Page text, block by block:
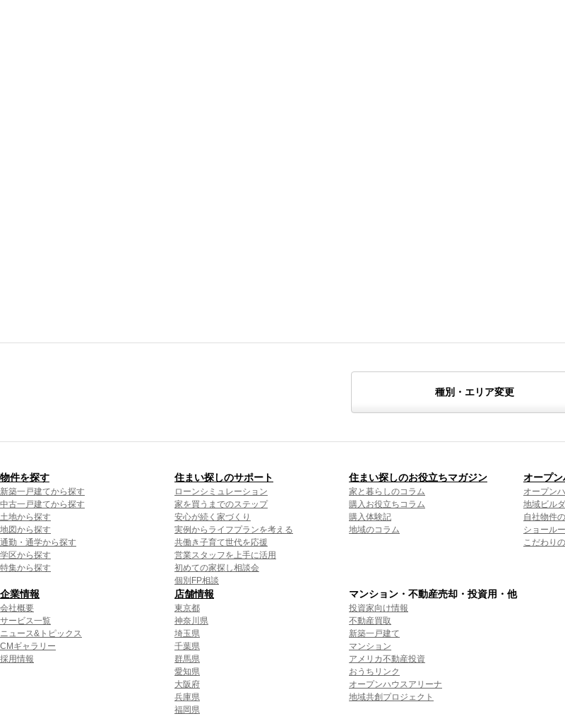
種別・エリア変更
物件を探す
新築一戸建てから探す
中古一戸建てから探す
土地から探す
地図から探す
通勤・通学から探す
学区から探す
特集から探す
住まい探しのサポート
ローンシミュレーション
家を買うまでのステップ
安心が続く家づくり
実例からライフプランを考える
共働き子育て世代を応援
営業スタッフを上手に活用
初めての家探し相談会
個別FP相談
住まい探しのお役立ちマガジン
家と暮らしのコラム
購入お役立ちコラム
購入体験記
地域のコラム
オープ
オープン
地域ビル
自社物件
ショール
こだわり
企業情報
会社概要
サービス一覧
ニュース&トピックス
CMギャラリー
採用情報
店舗情報
東京都
神奈川県
埼玉県
千葉県
群馬県
愛知県
大阪府
兵庫県
福岡県
マンション・不動産売却・投資用・他
投資家向け情報
不動産買取
新築一戸建て
マンション
アメリカ不動産投資
おうちリンク
オープンハウスアリーナ
地域共創プロジェクト